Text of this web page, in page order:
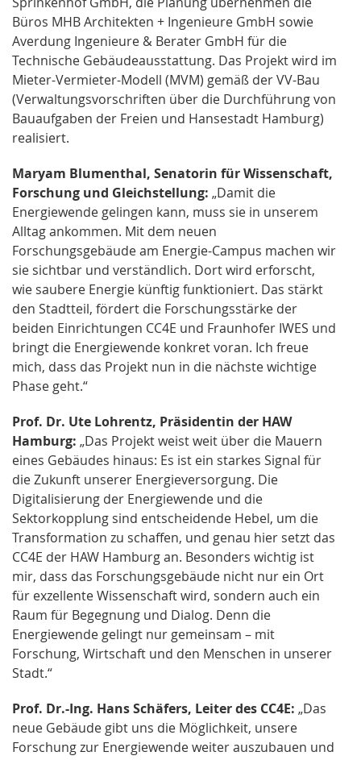
Büros MHB Architekten + Ingenieure GmbH sowie
Averdung Ingenieure & Berater GmbH für die
Technische Gebäudeausstattung. Das Projekt wird im
Mieter-Vermieter-Modell (MVM) gemäß der VV-Bau
(Verwaltungsvorschriften über die Durchführung von
Bauaufgaben der Freien und Hansestadt Hamburg)
realisiert.
Maryam Blumenthal, Senatorin für Wissenschaft,
Forschung und Gleichstellung: „Damit die
Energiewende gelingen kann, muss sie in unserem
Alltag ankommen. Mit dem neuen
Forschungsgebäude am Energie-Campus machen wir
sie sichtbar und verständlich. Dort wird erforscht,
wie saubere Energie künftig funktioniert. Das stärkt
den Stadtteil, fördert die Forschungsstärke der
beiden Einrichtungen CC4E und Fraunhofer IWES und
bringt die Energiewende konkret voran. Ich freue
mich, dass das Projekt nun in die nächste wichtige
Phase geht.“
Prof. Dr. Ute Lohrentz, Präsidentin der HAW
Hamburg: „Das Projekt weist weit über die Mauern
eines Gebäudes hinaus: Es ist ein starkes Signal für
die Zukunft unserer Energieversorgung. Die
Digitalisierung der Energiewende und die
Sektorkopplung sind entscheidende Hebel, um die
Transformation zu schaffen, und genau hier setzt das
CC4E der HAW Hamburg an. Besonders wichtig ist
mir, dass das Forschungsgebäude nicht nur ein Ort
für exzellente Wissenschaft wird, sondern auch ein
Raum für Begegnung und Dialog. Denn die
Energiewende gelingt nur gemeinsam – mit
Forschung, Wirtschaft und den Menschen in unserer
Stadt.“
Prof. Dr.-Ing. Hans Schäfers, Leiter des CC4E: „Das
neue Gebäude gibt uns die Möglichkeit, unsere
Forschung zur Energiewende weiter auszubauen und